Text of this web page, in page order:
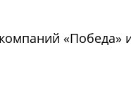
«Победа»